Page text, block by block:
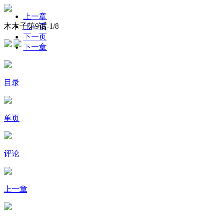
木木子第9话-1/8
上一章
上一页
下一页
下一章
目录
单页
评论
上一章